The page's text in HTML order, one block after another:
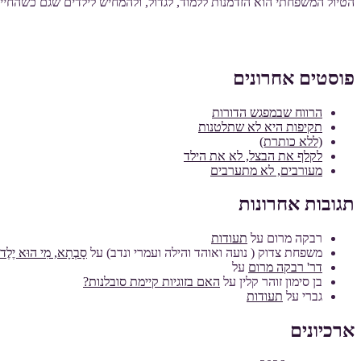
פוסטים אחרונים
הרווח שבמפגש הדורות
תקיפות היא לא שתלטנות
(ללא כותרת)
לקלף את הבצל, לא את הילד
מעורבים, לא מתערבים
תגובות אחרונות
רבקה מרום על תעודות
משפחת צדוק ( נועה ואוהד והילה ועמרי ונדב) על סָבְתָא, מִי הוּא
דר' רבקה מרום על
בן סימון זוהר קלין על האם בזוגיות קיימת סובלנות?
גברי על תעודות
ארכיונים